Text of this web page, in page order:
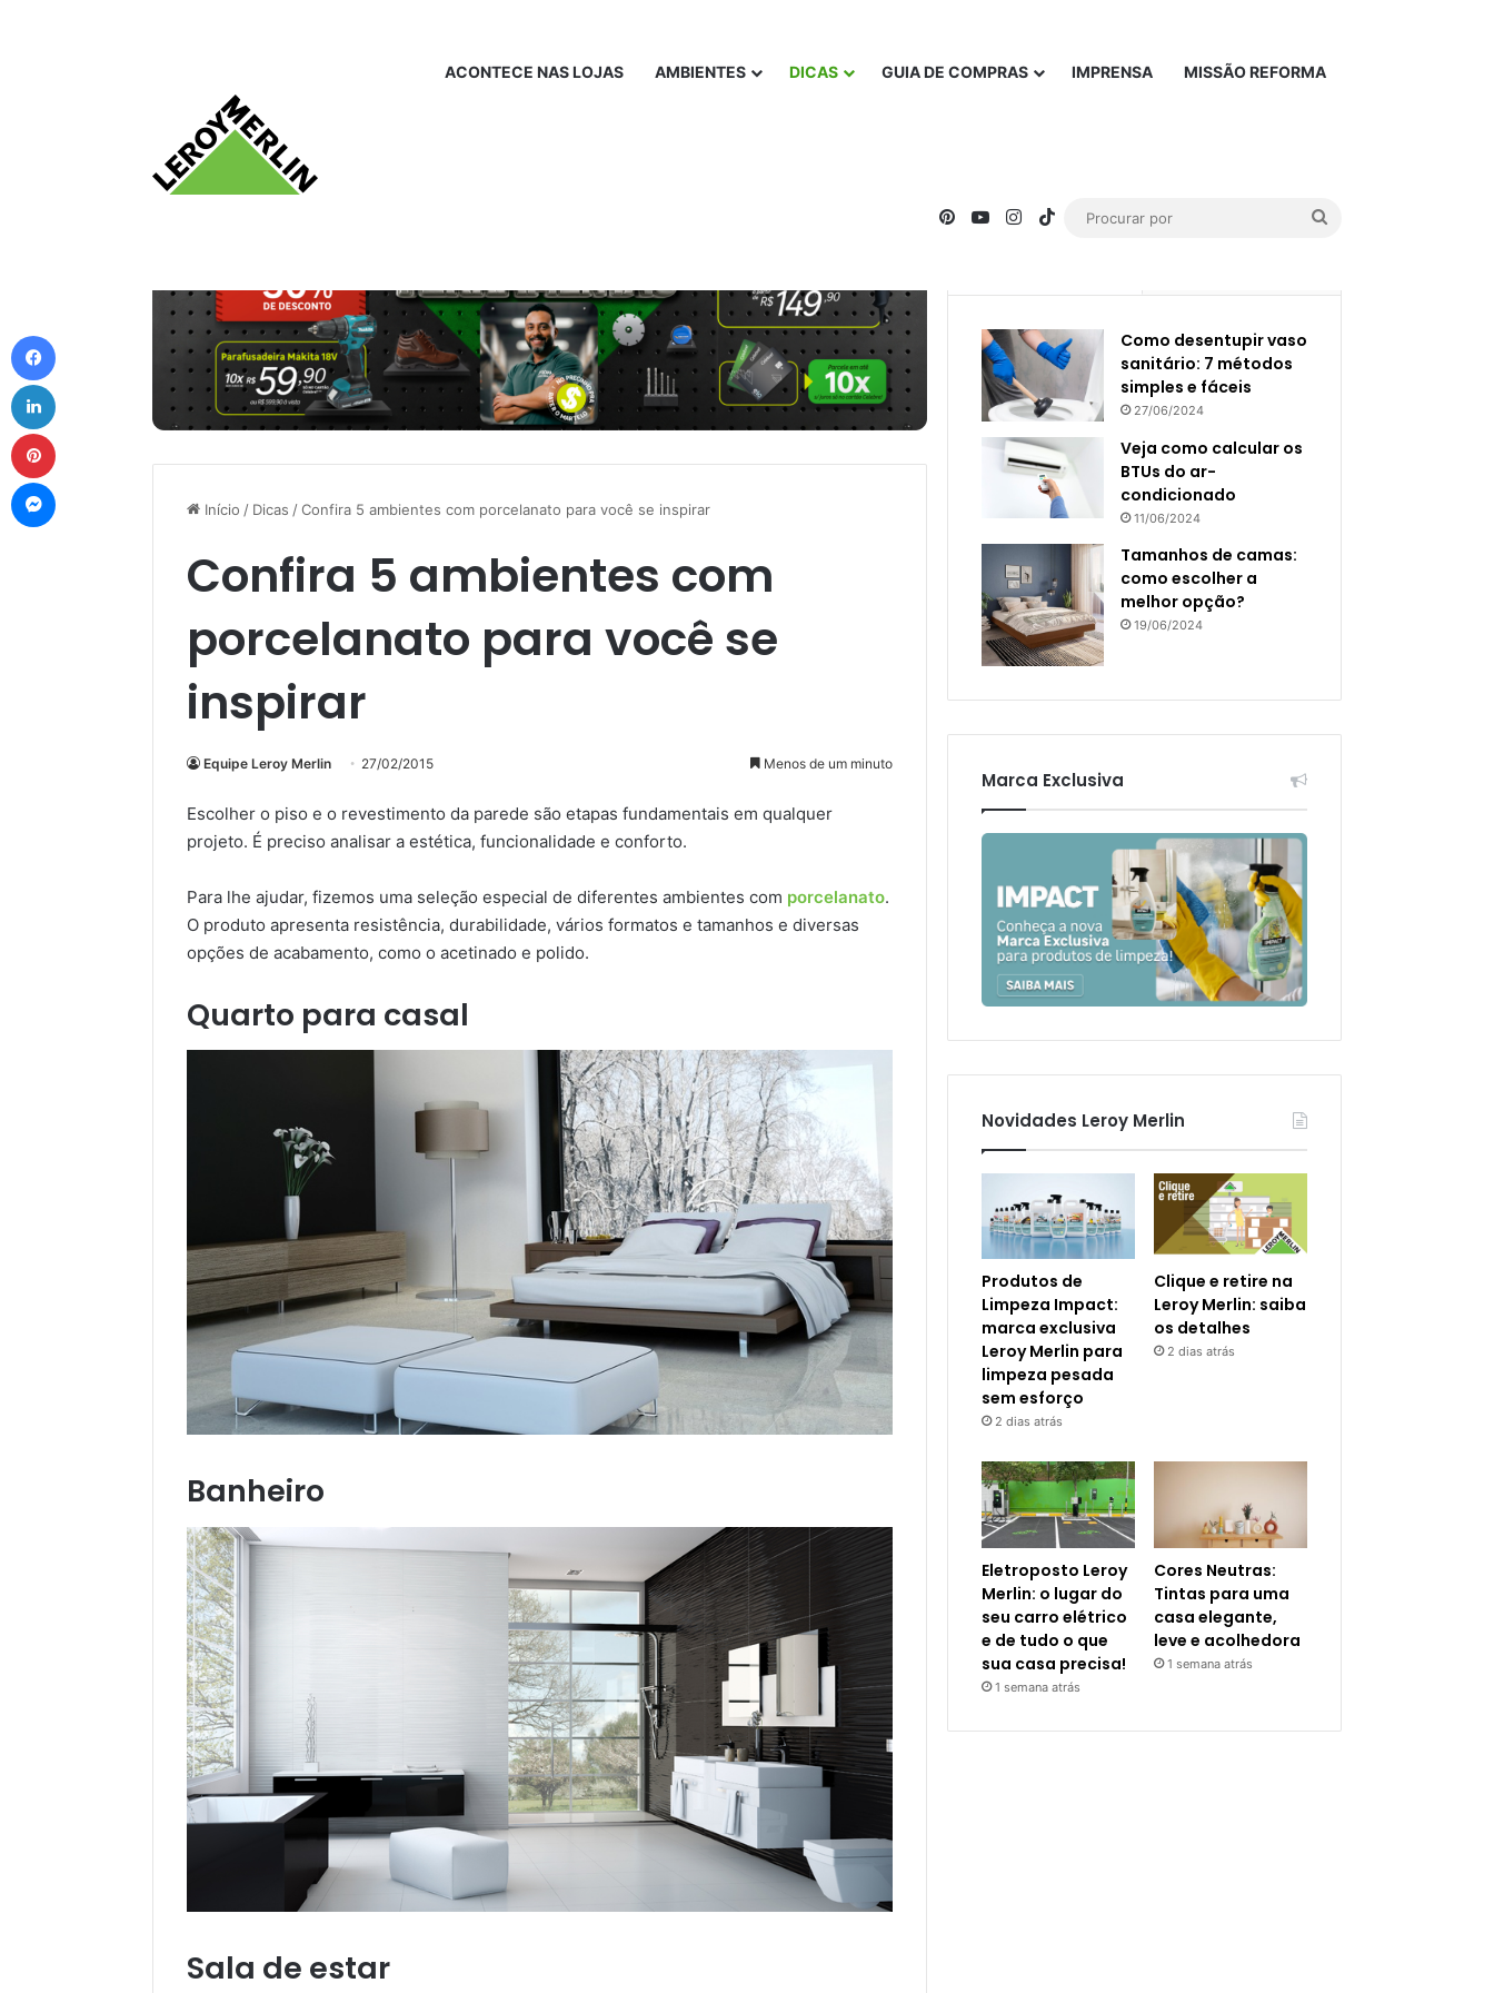
ACONTECE NAS LOJAS AMBIENTES DICAS GUIA DE COMPRAS IMPRENSA MISSÃO REFORMA
PinterestYouTubeInstagram
TikTok
Início / Dicas /Confira 5 ambientes com porcelanato para você se inspirar
Confira 5 ambientes com
porcelanato para você se
inspirar
Equipe Leroy Merlin 27/02/2015 Menos de um minuto
Escolher o piso e o revestimento da parede são etapas fundamentais em qualquer
projeto. É preciso analisar a estética, funcionalidade e conforto.
Para lhe ajudar, fizemos uma seleção especial de diferentes ambientes com porcelanato.
O produto apresenta resistência, durabilidade, vários formatos e tamanhos e diversas
opções de acabamento, como o acetinado e polido.
Quarto para casal
Banheiro
Sala de estar
Como desentupir vaso
sanitário: 7 métodos
simples e fáceis
27/06/2024
Veja como calcular os
BTUs do ar-
condicionado
11/06/2024
Tamanhos de camas:
como escolher a
melhor opção?
19/06/2024
Marca Exclusiva
Novidades Leroy Merlin
Produtos de
Limpeza Impact:
marca exclusiva
Leroy Merlin para
limpeza pesada
sem esforço
2 dias atrás
Clique e retire na
Leroy Merlin: saiba
os detalhes
2 dias atrás
Eletroposto Leroy
Merlin: o lugar do
seu carro elétrico
e de tudo o que
sua casa precisa!
1 semana atrás
Cores Neutras:
Tintas para uma
casa elegante,
leve e acolhedora
1 semana atrás